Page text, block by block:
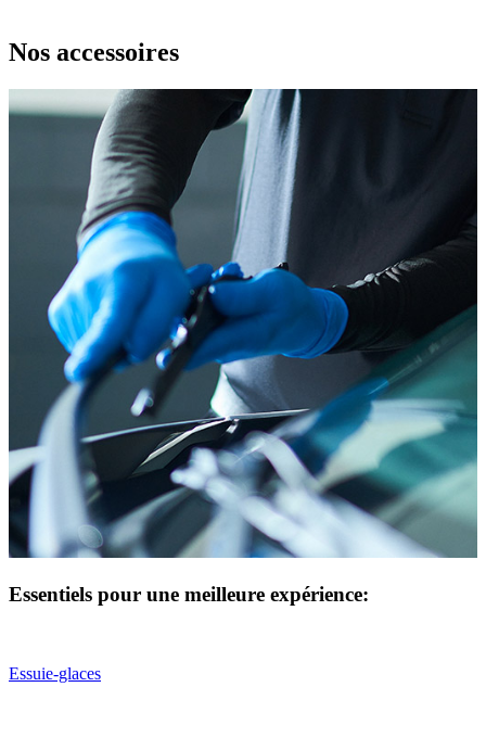
Nos accessoires
Essentiels pour une meilleure expérience:
Essuie-glaces